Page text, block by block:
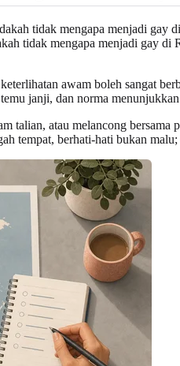
tidak mengapa menjadi
tidak mengapa menjadi gay
awam boleh sangat
janji, dan norma
talian, atau melancong
tempat, berhati-hati bukan